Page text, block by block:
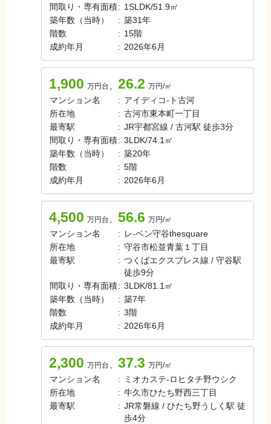
間取り・専有面積: 1SLDK/51.9㎡
築年数（当時）
: 築31 年
階数
: 15階
成約年月
: 2026年6月
1,900 万円台 26.2 万円/㎡
マンション名 : アイディコ-ト古河
所在地
: 古河市東本町一丁目
最寄駅
: JR宇都宮線 / 古河駅 徒歩3分
間取り・専有面積: 3LDK/74.1㎡
築年数（当時）
: 築20年
階数
: 5階
成約年月
: 2026年6月
4,500 万円台 56.6 万円/㎡
マンション名 : レ-ベン守谷thesquare
所在地
: 守谷市松並青葉１丁目
最寄駅
: つくばエクスプレス線 / 守谷駅
徒歩9分
間取り・専有面積: 3LDK/81.1㎡
築年数（当時）
: 築7年
階数
: 3 階
成約年月
: 2026年6月
2,300 万円台 37.3 万円/㎡
マンション名 :
ミオカステ-ロヒタチ野ウシク
所在地
: 牛久市ひたち野西三丁目
最寄駅
: JR常磐線 / ひたち野うしく駅 徒
歩4分